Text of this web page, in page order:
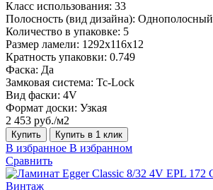
Класс использования: 33
Полосность (вид дизайна): Однополосный
Количество в упаковке: 5
Размер ламели: 1292х116х12
Кратность упаковки: 0.749
Фаска: Да
Замковая система: Tc-Lock
Вид фаски: 4V
Формат доски: Узкая
2 453 руб./м2
Купить Купить в 1 клик
В избранное В избранном
Сравнить